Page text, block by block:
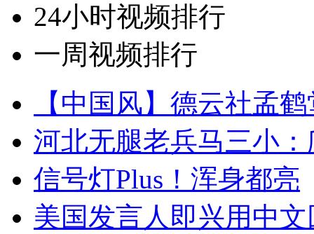
24小时视频排行
一周视频排行
【中国风】德云社孟
河北无腿老兵马三小
信号灯Plus！浑身都亮
美国发言人即兴用中